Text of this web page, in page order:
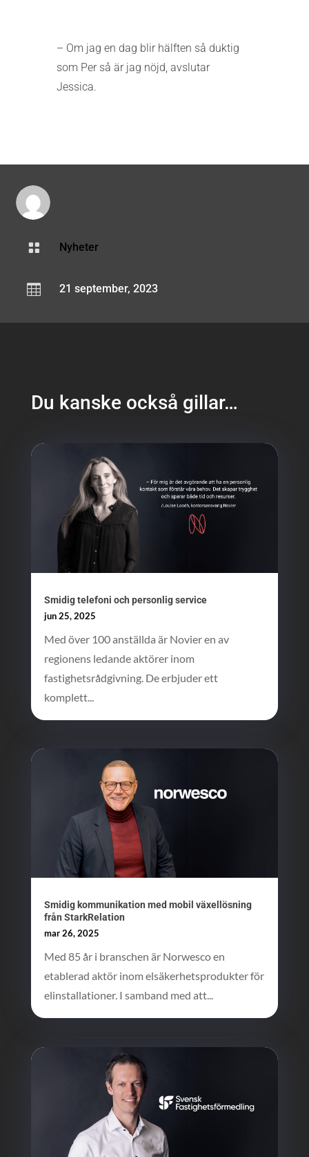
– Om jag en dag blir hälften så duktig
som Per så är jag nöjd, avslutar
Jessica.
 Nyheter
 21 september, 2023
Du kanske också gillar…
Smidig telefoni och personlig service
jun 25, 2025
Med över 100 anställda är Novier en av
regionens ledande aktörer inom
fastighetsrådgivning. De erbjuder ett
komplett...
Smidig kommunikation med mobil växellösning
från StarkRelation
mar 26, 2025
Med 85 år i branschen är Norwesco en
etablerad aktör inom elsäkerhetsprodukter för
elinstallationer. I samband med att...